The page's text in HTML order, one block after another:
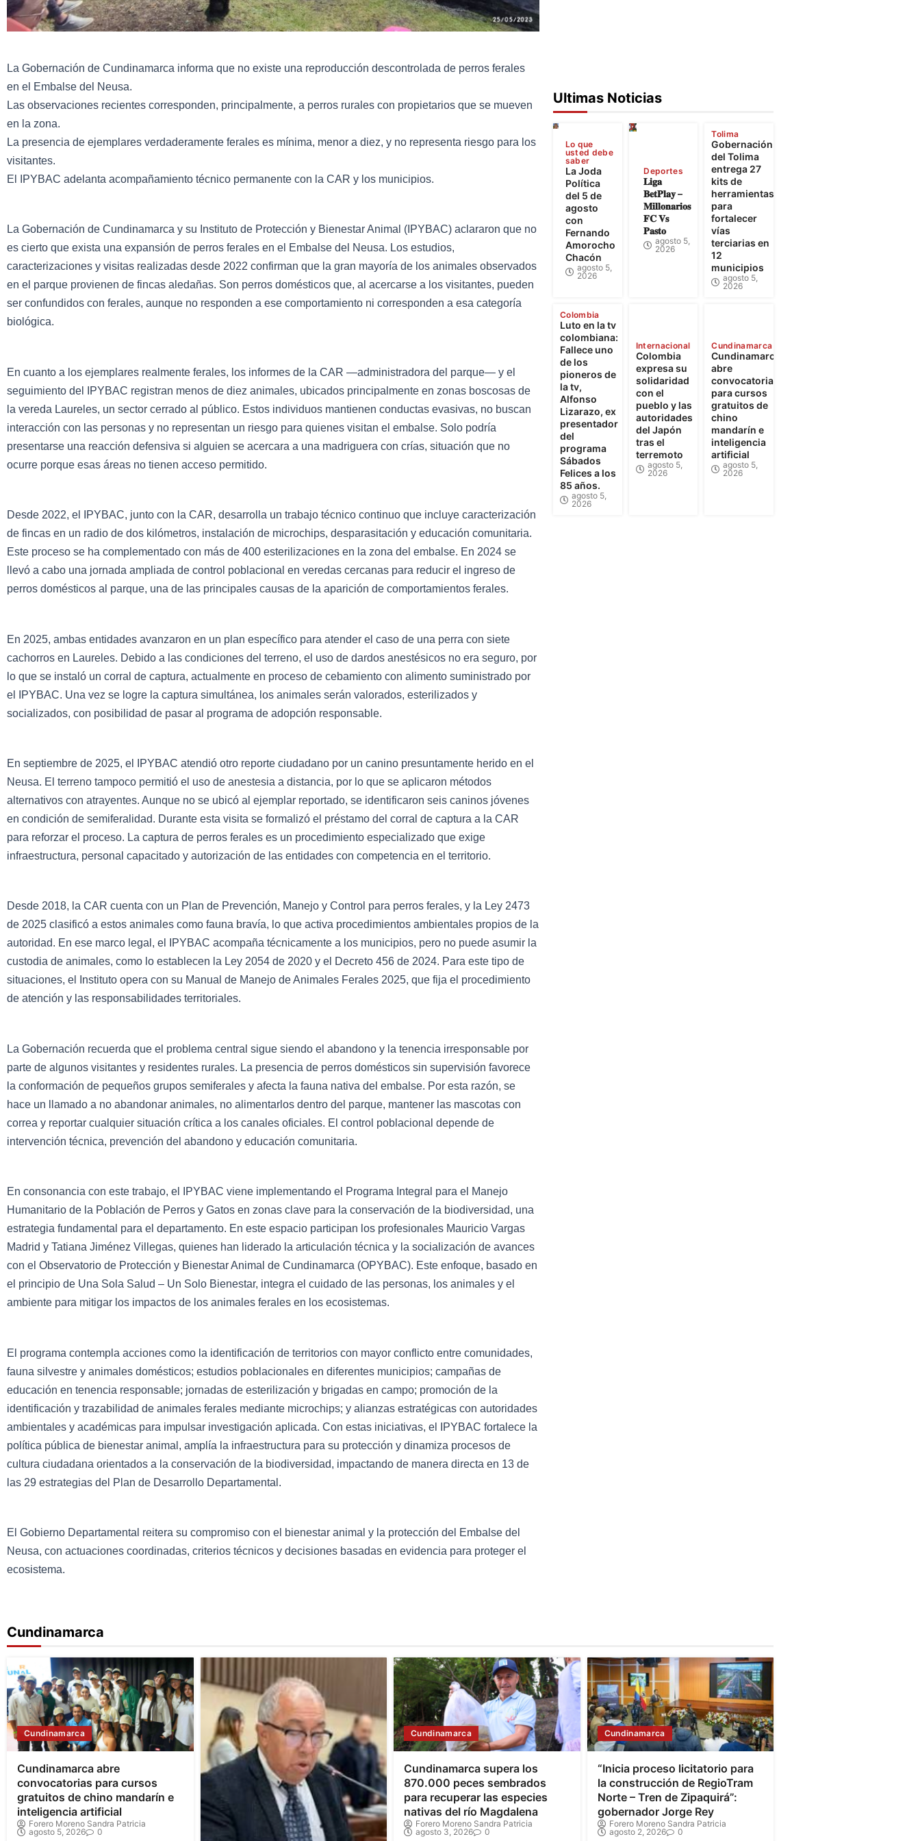
La Gobernación de Cundinamarca informa que no existe una reproducción descontrolada de perros ferales
en el Embalse del Neusa.
Las observaciones recientes corresponden, principalmente, a perros rurales con propietarios que se mueven
en la zona.
La presencia de ejemplares verdaderamente ferales es mínima, menor a diez, y no representa riesgo para los
visitantes.
El IPYBAC adelanta acompañamiento técnico permanente con la CAR y los municipios.
La Gobernación de Cundinamarca y su Instituto de Protección y Bienestar Animal (IPYBAC) aclararon que no
es cierto que exista una expansión de perros ferales en el Embalse del Neusa. Los estudios,
caracterizaciones y visitas realizadas desde 2022 confirman que la gran mayoría de los animales observados
en el parque provienen de fincas aledañas. Son perros domésticos que, al acercarse a los visitantes, pueden
ser confundidos con ferales, aunque no responden a ese comportamiento ni corresponden a esa categoría
biológica.
En cuanto a los ejemplares realmente ferales, los informes de la CAR —administradora del parque— y el
seguimiento del IPYBAC registran menos de diez animales, ubicados principalmente en zonas boscosas de
la vereda Laureles, un sector cerrado al público. Estos individuos mantienen conductas evasivas, no buscan
interacción con las personas y no representan un riesgo para quienes visitan el embalse. Solo podría
presentarse una reacción defensiva si alguien se acercara a una madriguera con crías, situación que no
ocurre porque esas áreas no tienen acceso permitido.
Desde 2022, el IPYBAC, junto con la CAR, desarrolla un trabajo técnico continuo que incluye caracterización
de fincas en un radio de dos kilómetros, instalación de microchips, desparasitación y educación comunitaria.
Este proceso se ha complementado con más de 400 esterilizaciones en la zona del embalse. En 2024 se
llevó a cabo una jornada ampliada de control poblacional en veredas cercanas para reducir el ingreso de
perros domésticos al parque, una de las principales causas de la aparición de comportamientos ferales.
En 2025, ambas entidades avanzaron en un plan específico para atender el caso de una perra con siete
cachorros en Laureles. Debido a las condiciones del terreno, el uso de dardos anestésicos no era seguro, por
lo que se instaló un corral de captura, actualmente en proceso de cebamiento con alimento suministrado por
el IPYBAC. Una vez se logre la captura simultánea, los animales serán valorados, esterilizados y
socializados, con posibilidad de pasar al programa de adopción responsable.
En septiembre de 2025, el IPYBAC atendió otro reporte ciudadano por un canino presuntamente herido en el
Neusa. El terreno tampoco permitió el uso de anestesia a distancia, por lo que se aplicaron métodos
alternativos con atrayentes. Aunque no se ubicó al ejemplar reportado, se identificaron seis caninos jóvenes
en condición de semiferalidad. Durante esta visita se formalizó el préstamo del corral de captura a la CAR
para reforzar el proceso. La captura de perros ferales es un procedimiento especializado que exige
infraestructura, personal capacitado y autorización de las entidades con competencia en el territorio.
Desde 2018, la CAR cuenta con un Plan de Prevención, Manejo y Control para perros ferales, y la Ley 2473
de 2025 clasificó a estos animales como fauna bravía, lo que activa procedimientos ambientales propios de la
autoridad. En ese marco legal, el IPYBAC acompaña técnicamente a los municipios, pero no puede asumir la
custodia de animales, como lo establecen la Ley 2054 de 2020 y el Decreto 456 de 2024. Para este tipo de
situaciones, el Instituto opera con su Manual de Manejo de Animales Ferales 2025, que fija el procedimiento
de atención y las responsabilidades territoriales.
La Gobernación recuerda que el problema central sigue siendo el abandono y la tenencia irresponsable por
parte de algunos visitantes y residentes rurales. La presencia de perros domésticos sin supervisión favorece
la conformación de pequeños grupos semiferales y afecta la fauna nativa del embalse. Por esta razón, se
hace un llamado a no abandonar animales, no alimentarlos dentro del parque, mantener las mascotas con
correa y reportar cualquier situación crítica a los canales oficiales. El control poblacional depende de
intervención técnica, prevención del abandono y educación comunitaria.
En consonancia con este trabajo, el IPYBAC viene implementando el Programa Integral para el Manejo
Humanitario de la Población de Perros y Gatos en zonas clave para la conservación de la biodiversidad, una
estrategia fundamental para el departamento. En este espacio participan los profesionales Mauricio Vargas
Madrid y Tatiana Jiménez Villegas, quienes han liderado la articulación técnica y la socialización de avances
con el Observatorio de Protección y Bienestar Animal de Cundinamarca (OPYBAC). Este enfoque, basado en
el principio de Una Sola Salud – Un Solo Bienestar, integra el cuidado de las personas, los animales y el
ambiente para mitigar los impactos de los animales ferales en los ecosistemas.
El programa contempla acciones como la identificación de territorios con mayor conflicto entre comunidades,
fauna silvestre y animales domésticos; estudios poblacionales en diferentes municipios; campañas de
educación en tenencia responsable; jornadas de esterilización y brigadas en campo; promoción de la
identificación y trazabilidad de animales ferales mediante microchips; y alianzas estratégicas con autoridades
ambientales y académicas para impulsar investigación aplicada. Con estas iniciativas, el IPYBAC fortalece la
política pública de bienestar animal, amplía la infraestructura para su protección y dinamiza procesos de
cultura ciudadana orientados a la conservación de la biodiversidad, impactando de manera directa en 13 de
las 29 estrategias del Plan de Desarrollo Departamental.
El Gobierno Departamental reitera su compromiso con el bienestar animal y la protección del Embalse del
Neusa, con actuaciones coordinadas, criterios técnicos y decisiones basadas en evidencia para proteger el
ecosistema.
Ultimas Noticias
Lo que
usted debe
saber
La Joda
Política
del 5 de
agosto
con
Fernando
Amorocho
Chacón
agosto 5,
2026
Deportes
𝐋𝐢𝐠𝐚
𝐁𝐞𝐭𝐏𝐥𝐚𝐲 –
𝐌𝐢𝐥𝐥𝐨𝐧𝐚𝐫𝐢𝐨𝐬
𝐅𝐂 𝐕𝐬
𝐏𝐚𝐬𝐭𝐨
agosto 5,
2026
Tolima
Gobernación
del Tolima
entrega 27
kits de
herramientas
para
fortalecer
vías
terciarias en
12
municipios
agosto 5,
2026
Colombia
Luto en la tv
colombiana:
Fallece uno
de los
pioneros de
la tv,
Alfonso
Lizarazo, ex
presentador
del
programa
Sábados
Felices a los
85 años.
agosto 5,
2026
Internacional
Colombia
expresa su
solidaridad
con el
pueblo y las
autoridades
del Japón
tras el
terremoto
agosto 5,
2026
Cundinamarca
Cundinamarca
abre
convocatorias
para cursos
gratuitos de
chino
mandarín e
inteligencia
artificial
agosto 5,
2026
Cundinamarca
Cundinamarca
Cundinamarca abre
convocatorias para cursos
gratuitos de chino mandarín e
inteligencia artificial
Forero Moreno Sandra Patricia
agosto 5, 2026
0
Cundinamarca
Cundinamarca supera los
870.000 peces sembrados
para recuperar las especies
nativas del río Magdalena
Forero Moreno Sandra Patricia
agosto 3, 2026
0
Cundinamarca
“Inicia proceso licitatorio para
la construcción de RegioTram
Norte – Tren de Zipaquirá”:
gobernador Jorge Rey
Forero Moreno Sandra Patricia
agosto 2, 2026
0